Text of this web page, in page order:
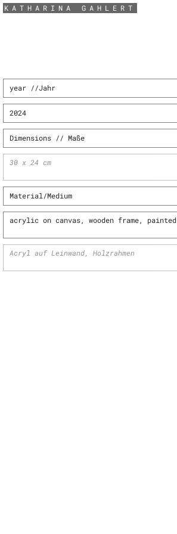
KATHARINA GAHLERT
year //Jahr
2024
Dimensions // Maße
30 x 24 cm
Material/Medium
acrylic on canvas, wooden frame, painted
Acryl auf Leinwand, Holzrahmen